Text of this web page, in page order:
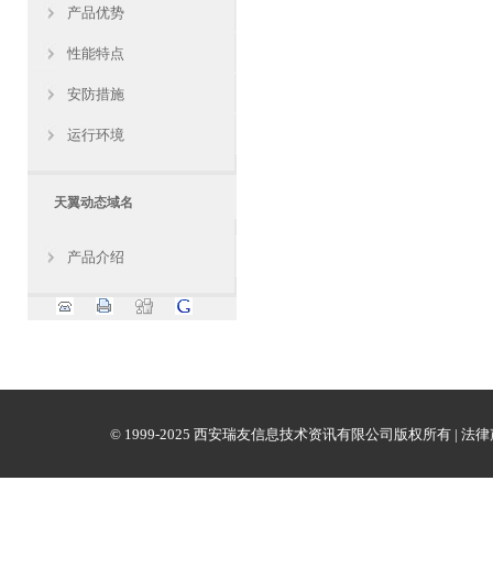
产品优势
性能特点
安防措施
运行环境
天翼动态域名
产品介绍
© 1999-2025 西安瑞友信息技术资讯有限公司版权所有 | 法律